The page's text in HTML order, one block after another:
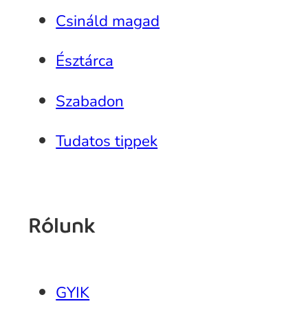
Csináld magad
Észtárca
Szabadon
Tudatos tippek
Rólunk
GYIK